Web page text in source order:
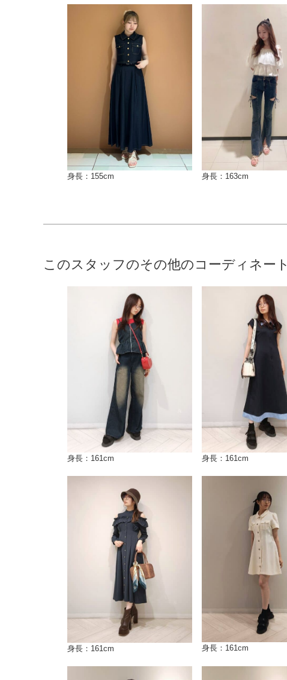
身長：155cm 身長：163cm
このスタッフのその他のコーディネート
身長：161cm 身長：161cm
身長：161cm 身長：161cm